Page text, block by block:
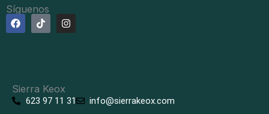
Síguenos
F
a
k
T
i
I
n
m
Sierra Keox
623 97 11 31 info@sierrakeox.com